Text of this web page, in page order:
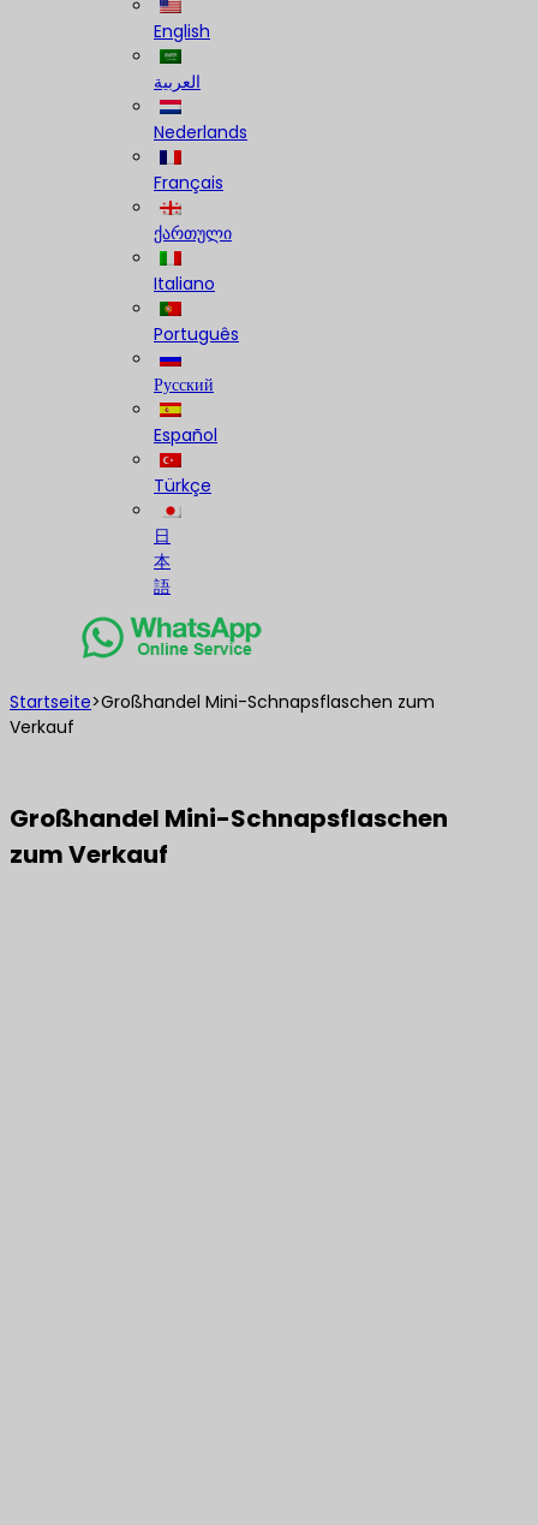
English
العربية
Nederlands
Français
ქართული
Italiano
Português
Русский
Español
Türkçe
日
本
語
Startseite>Großhandel Mini-Schnapsflaschen zum
Verkauf
Großhandel Mini-Schnapsflaschen
zum Verkauf